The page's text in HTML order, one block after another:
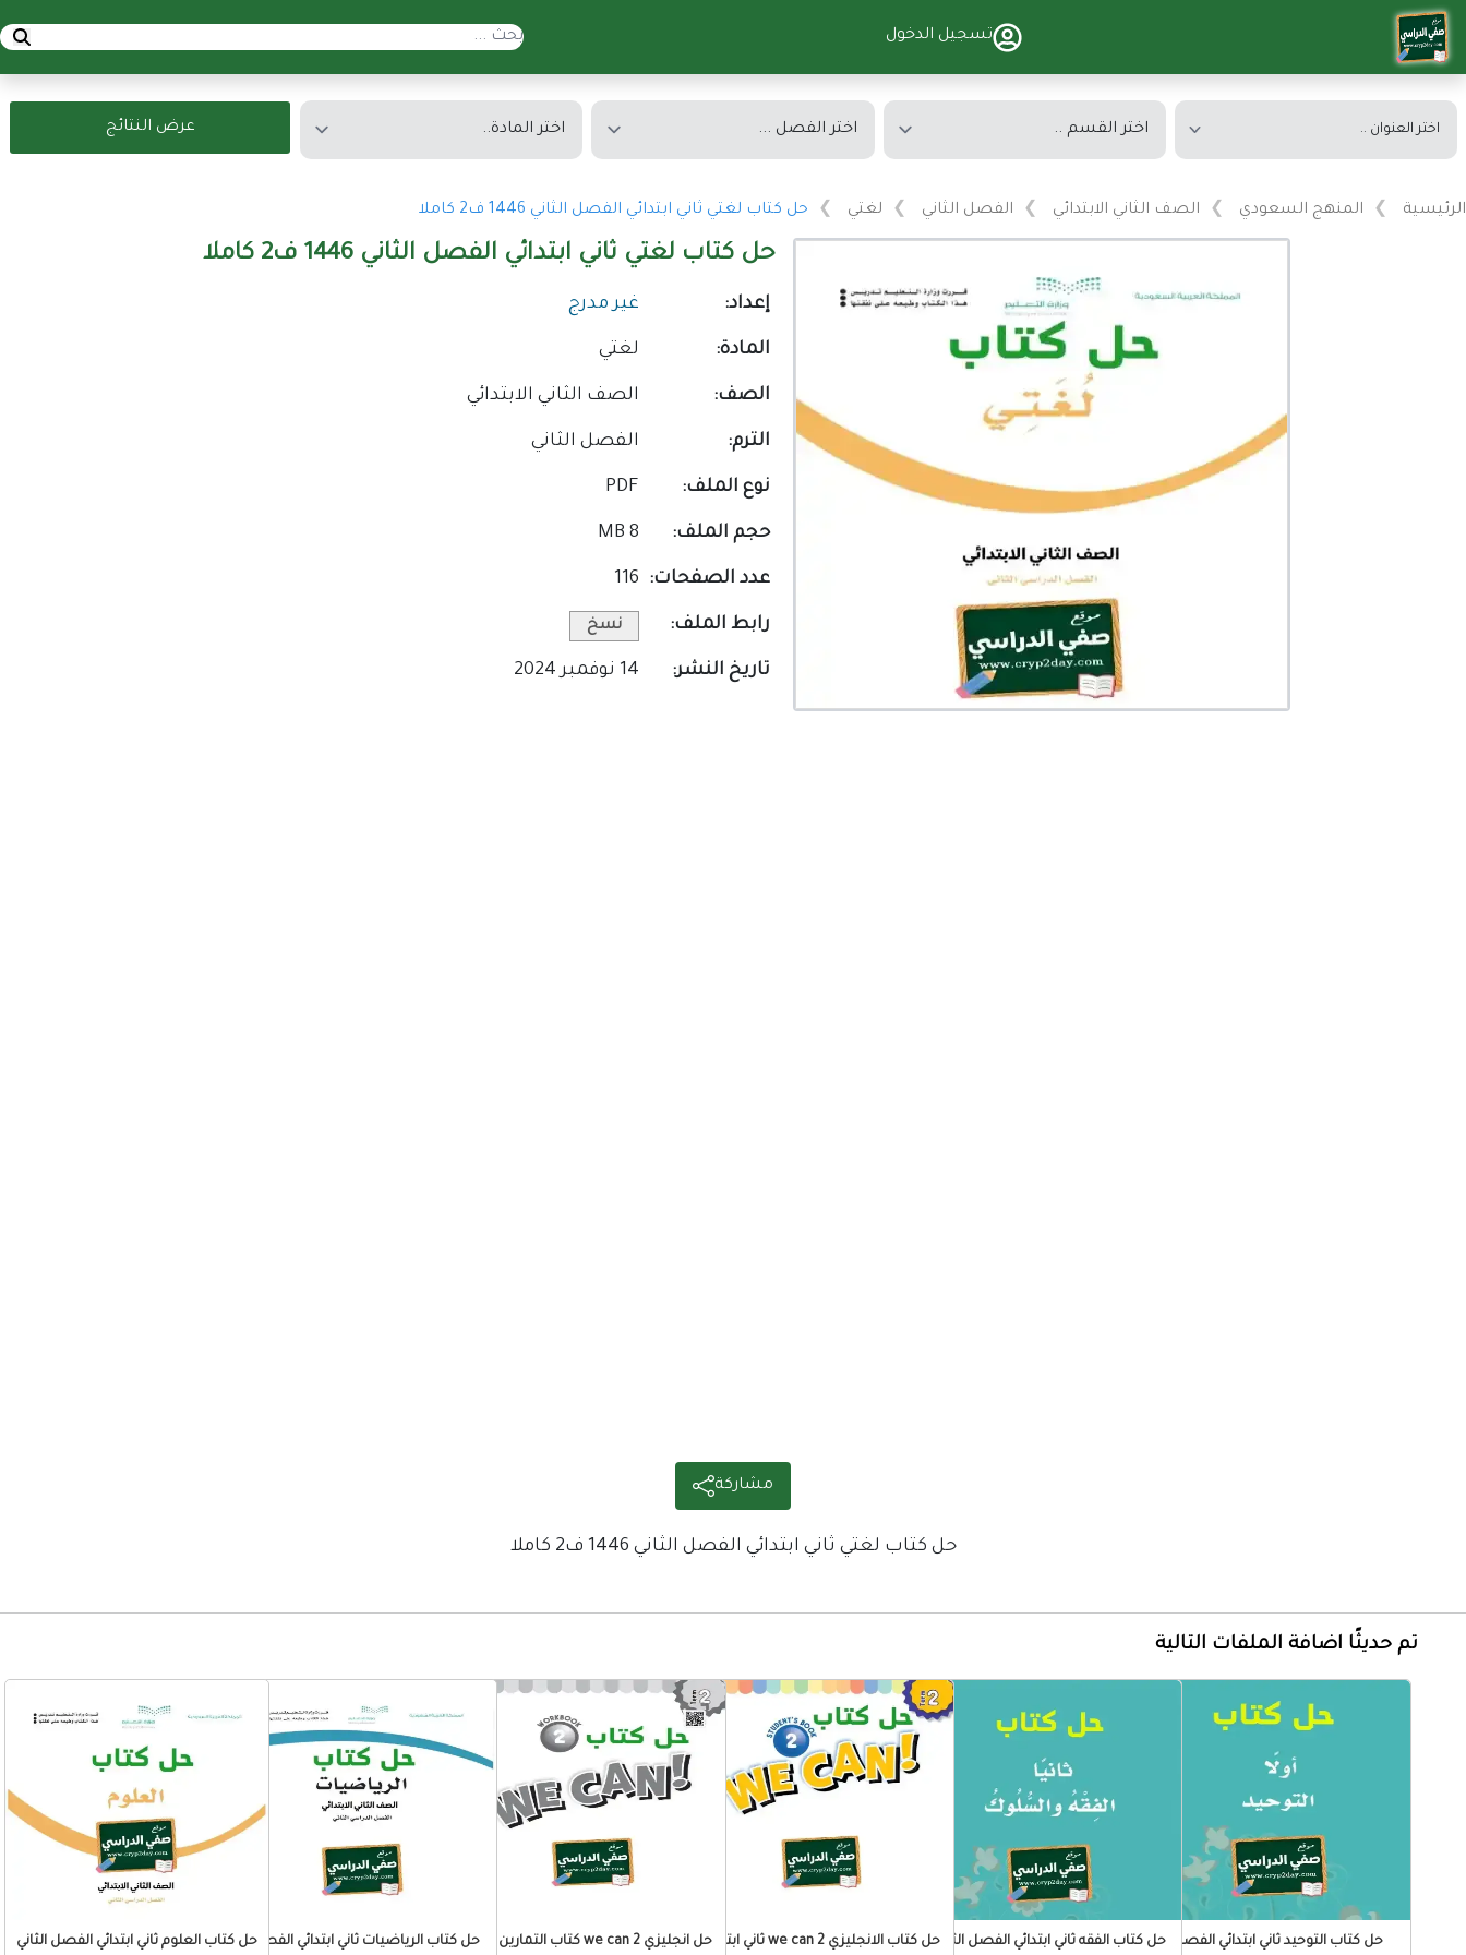
تسجيل الدخول
عرض النتائج
الرئيسية المنهج السعودي الصف الثاني الابتدائي الفصل الثاني لغتي حل كتاب لغتي ثاني ابتدائي الفصل الثاني 1446 ف2 كاملا
حل كتاب لغتي ثاني ابتدائي الفصل الثاني 1446 ف2 كاملا
إعداد: غير مدرج
المادة: لغتي
الصف: الصف الثاني الابتدائي
الترم: الفصل الثاني
نوع الملف: PDF
حجم الملف: 8 MB
عدد الصفحات: 116
رابط الملف: نسخ
تاريخ النشر: 14 نوفمبر 2024
مشاركة
حل كتاب لغتي ثاني ابتدائي الفصل الثاني 1446 ف2 كاملا
تم حديثًا اضافة الملفات التالية
حل كتاب التوحيد ثاني ابتدائي الفصل حل كتاب الفقه ثاني ابتدائي الفصل الثاني حل كتاب الانجليزي we can 2 ثاني ابتدائي حل انجليزي we can 2 كتاب التمارين ثانيحل كتاب الرياضيات ثاني ابتدائي الفصلحل كتاب العلوم ثاني ابتدائي الفصل الثاني